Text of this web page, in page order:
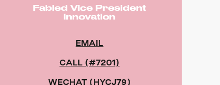
Fabled Vice President
Innovation
EMAIL
CALL (#7201)
WECHAT (HYCJ79)